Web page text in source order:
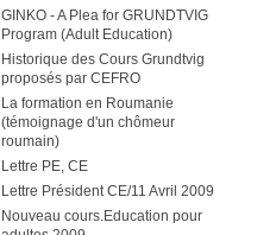
GINKO - A Plea for GRUNDTVIG
Program (Adult Education)
Historique des Cours Grundtvig
proposés par CEFRO
La formation en Roumanie
(témoignage d'un chômeur
roumain)
Lettre PE, CE
Lettre Président CE/11 Avril 2009
Nouveau cours.Education pour